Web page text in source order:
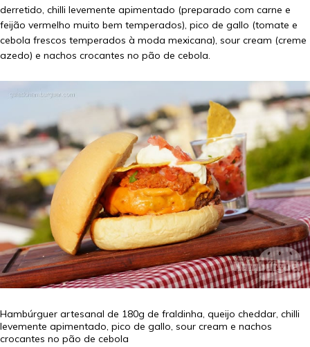
derretido, chilli levemente apimentado (preparado com carne e
feijão vermelho muito bem temperados), pico de gallo (tomate e
cebola frescos temperados à moda mexicana), sour cream (creme
azedo) e nachos crocantes no pão de cebola.
Hambúrguer artesanal de 180g de fraldinha, queijo cheddar, chilli
levemente apimentado, pico de gallo, sour cream e nachos
crocantes no pão de cebola